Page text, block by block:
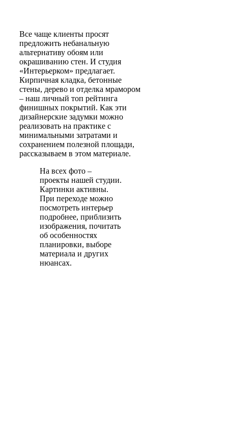
Все чаще клиенты просят
предложить небанальную
альтернативу обоям или
окрашиванию стен. И студия
«Интерьерком» предлагает.
Кирпичная кладка, бетонные
стены, дерево и отделка мрамором
– наш личный топ рейтинга
финишных покрытий. Как эти
дизайнерские задумки можно
реализовать на практике с
минимальными затратами и
сохранением полезной площади,
рассказываем в этом материале.
На всех фото –
проекты нашей студии.
Картинки активны.
При переходе можно
посмотреть интерьер
подробнее, приблизить
изображения, почитать
об особенностях
планировки, выборе
материала и других
нюансах.